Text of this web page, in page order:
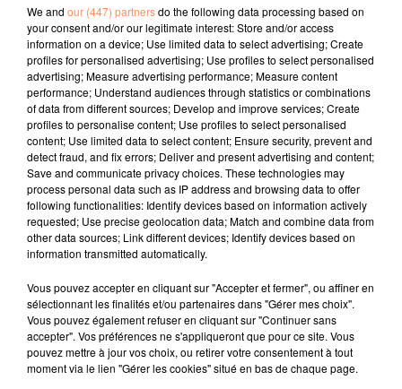
31 janvier 2022
Rihanna attend son premier enfant !
We and our (447) partnersdo the following data processing based on
your consent and/or our legitimate interest: Store and/or access
information on a device; Use limited data to select advertising; Create
profiles for personalised advertising; Use profiles to select personalised
advertising; Measure advertising performance; Measure content
performance; Understand audiences through statistics or combinations
of data from different sources; Develop and improve services; Create
profiles to personalise content; Use profiles to select personalised
content; Use limited data to select content; Ensure security, prevent and
detect fraud, and fix errors; Deliver and present advertising and content;
Save and communicate privacy choices. These technologies may
process personal data such as IP address and browsing data to offer
following functionalities: Identify devices based on information actively
requested; Use precise geolocation data; Match and combine data from
other data sources; Link different devices; Identify devices based on
information transmitted automatically.
Vous pouvez accepter en cliquant sur "Accepter et fermer", ou affiner en
sélectionnant les finalités et/ou partenaires dans "Gérer mes choix".
Vous pouvez également refuser en cliquant sur "Continuer sans
accepter". Vos préférences ne s'appliqueront que pour ce site. Vous
pouvez mettre à jour vos choix, ou retirer votre consentement à tout
moment via le lien "Gérer les cookies" situé en bas de chaque page.